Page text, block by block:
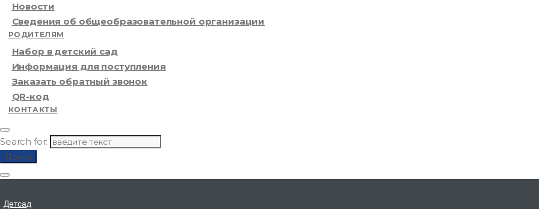
Новости
Сведения об общеобразовательной организации
РОДИТЕЛЯМ
Набор в детский сад
Информация для поступления
Заказать обратный звонок
QR-код
КОНТАКТЫ
Search for:
Поиск
Детсад